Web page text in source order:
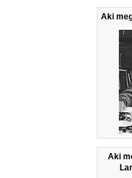
Aki
Aki